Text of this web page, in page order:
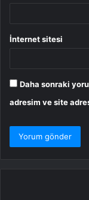
İnternet sitesi
Daha sonraki
adresim ve site